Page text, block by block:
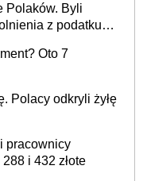
Polaków. Byli
z podatku
Oto 7
Polacy odkryli żyłę
pracownicy
i 432 złote